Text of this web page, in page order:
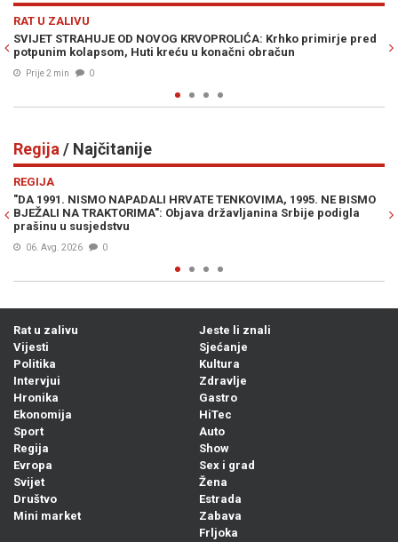
Krhko primirje pred
obračun
ZASTRAŠUJUĆI TAJNI DOSJE: Lionel
terorista na Svjetskom prvenstvu
Regija / Najčitanije
TENKOVIMA, 1995. NE BISMO
državljanina Srbije podigla
SRBI DIVLJAJU NA LJETOVANJU:
seljačenje! Dno, dna"
Rat u zalivu
Vijesti
Politika
Intervjui
Hronika
Ekonomija
Sport
Regija
Evropa
Svijet
Društvo
Mini market
Jeste li znali
Sjećanje
Kultura
Zdravlje
Gastro
HiTec
Auto
Show
Sex i grad
Žena
Estrada
Zabava
Frljoka